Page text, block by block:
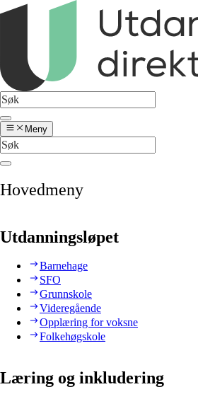
Meny
Hovedmeny
Utdanningsløpet
Barnehage
SFO
Grunnskole
Videregående
Opplæring for voksne
Folkehøgskole
Læring og inkludering